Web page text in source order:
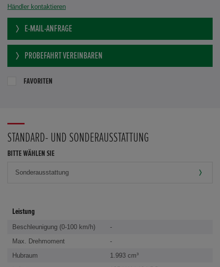
Händler kontaktieren
E-MAIL-ANFRAGE
PROBEFAHRT VEREINBAREN
FAVORITEN
STANDARD- UND SONDERAUSSTATTUNG
BITTE WÄHLEN SIE
Leistung
Beschleunigung (0-100 km/h)
-
Max. Drehmoment
-
Hubraum
1.993 cm³